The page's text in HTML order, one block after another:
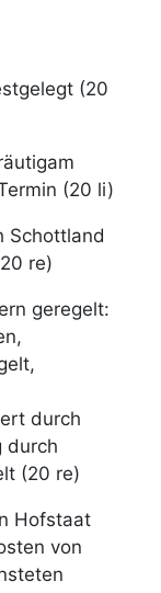
(20
(20 li)
Schottland
re)
geregelt:
durch
durch
(20 re)
Hofstaat
von